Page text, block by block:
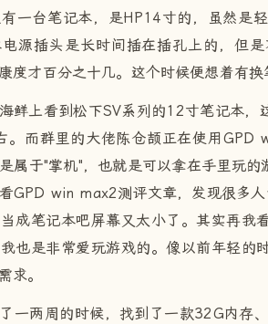
一台笔记本，是HP14寸的，虽然是
源插头是长时间插在插孔上的，但
度才百分之十几。这个时候便想着有换
鲜上看到松下SV系列的12寸笔记本
。而群里的大佬陈仓颉正在使用GPD
属于"掌机"，也就是可以拿在手里玩的
GPD win max2测评文章，发现很多
成笔记本吧屏幕又太小了。其实再我
也是非常爱玩游戏的。像以前年轻的
求。
一两周的时候，找到了一款32G内存